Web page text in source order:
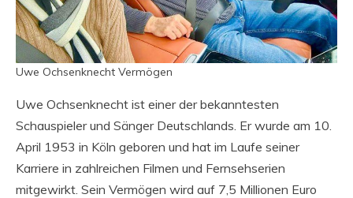
Uwe Ochsenknecht Vermögen
Uwe Ochsenknecht ist einer der bekanntesten
Schauspieler und Sänger Deutschlands. Er wurde am 10.
April 1953 in Köln geboren und hat im Laufe seiner
Karriere in zahlreichen Filmen und Fernsehserien
mitgewirkt. Sein Vermögen wird auf 7,5 Millionen Euro